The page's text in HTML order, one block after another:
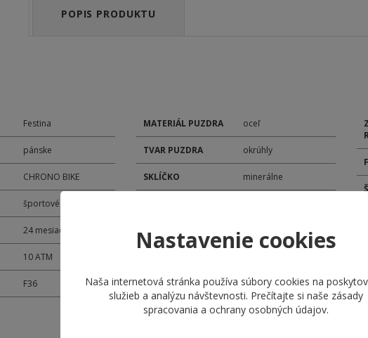
POPIS PRODUKTU
Festina
pánske
CHRONO BIKE
športové
24 mesiacov
10 ATM
F36
MATERIÁL PUZDRA oceľ
TVAR PUZDRA okrúhly
SKLÍČKO minerálne
ROZMER ČÍSELNÍKA
MATERIÁL
REMIENKA
náramok oceľ
Nastavenie cookies
Naša internetová stránka používa súbory cookies na
služieb a analýzu návštevnosti. Prečítajte si naše zásady
spracovania a ochrany osobných údajov.